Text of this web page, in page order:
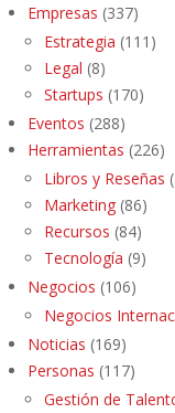
Empresas (337)
Estrategia (111)
Legal (8)
Startups (170)
Eventos (288)
Herramientas (226)
Libros y Reseñas
Marketing (86)
Recursos (84)
Tecnología (9)
Negocios (106)
Negocios
Noticias (169)
Personas (117)
Gestión de